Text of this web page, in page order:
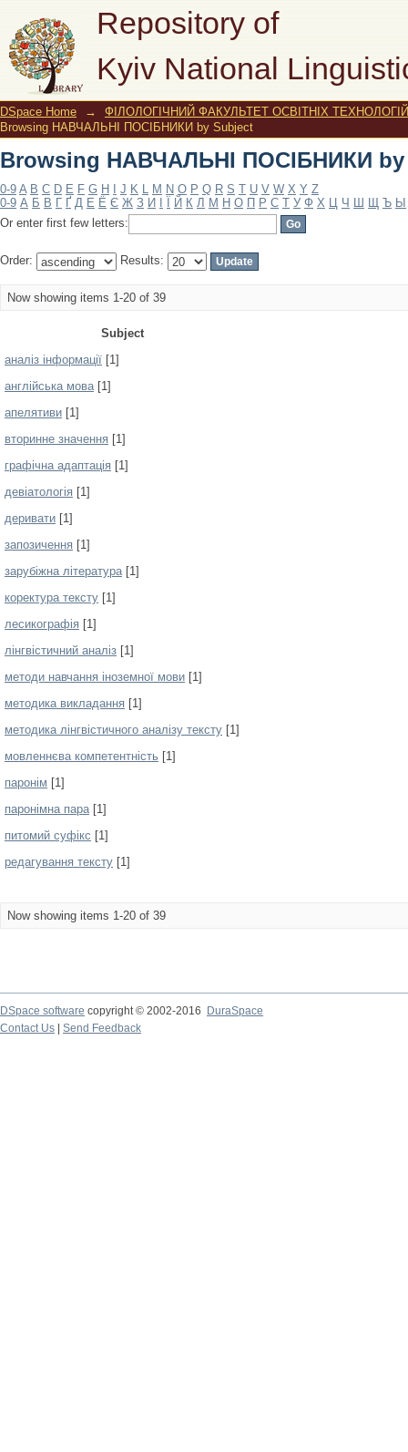
Repository of
Kyiv National
Browsing НАВЧАЛЬНІ ПОСІБНИКИ by
DSpace Home →
ФІЛОЛОГІЧНИЙ ФАКУЛЬТЕТ ОСВІТНІХ ТЕХНОЛОГІЙ
Browsing НАВЧАЛЬНІ ПОСІБНИКИ by Subject
Browsing НАВЧАЛЬНІ ПОСІБНИКИ by
0-9 A B C D E F G H J K L M N O P Q R S T U V W X Y Z
0-9 А Б В Г Ґ Д Е Ё Є Ж З И Й К Л М Н О П Р С Т У Ф Х Ц Ч Ш Щ Ъ Ы
Or enter first few letters:
Order: Results:
Now showing items 1-20 of 39
Subject
аналіз інформації [1]
англійська мова[1]
апелятиви [1]
вторинне значення [1]
графічна адаптація [1]
девіатологія [1]
деривати [1]
запозичення [1]
зарубіжна література[1]
коректура тексту [1]
лесикографія [1]
лінгвістичний аналіз [1]
методи навчання іноземної мови [1]
методика викладання [1]
методика лінгвістичного аналізу тексту [1]
мовленнєва компетентність [1]
паронім [1]
паронімна пара[1]
питомий суфікс [1]
редагування тексту [1]
Now showing items 1-20 of 39
DSpace software copyright © 2002-2016
DuraSpace
Contact Us
Send Feedback